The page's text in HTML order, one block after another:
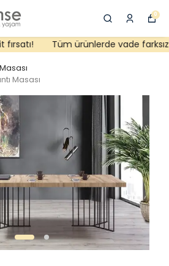
0
Tüm ürünlerde vade farksız
Masası